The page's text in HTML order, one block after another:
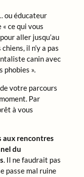
ou éducateur
ce qui vous
aller jusqu’au
il n’y a pas
canin avec
phobies ».
votre parcours
Par
à vous
aux rencontres
du
. Il ne faudrait pas
passe mal ruine